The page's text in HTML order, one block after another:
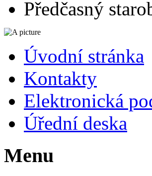
Předčasný
Úvodní stránka
Kontakty
Elektronická
Úřední deska
Menu